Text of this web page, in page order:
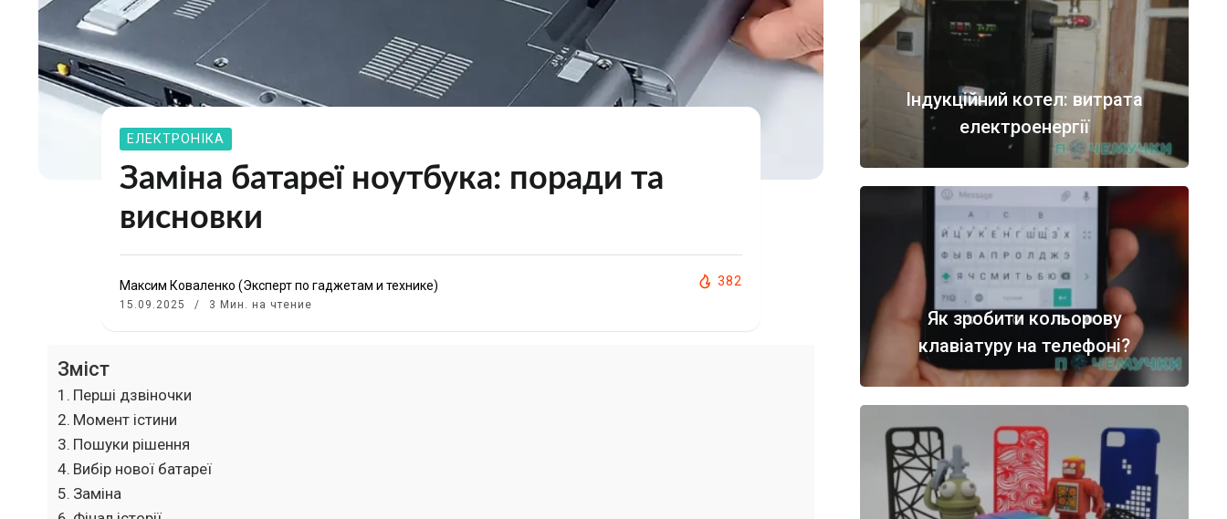
ЕЛЕКТРОНІКА
Заміна батареї ноутбука: поради та
висновки
Максим Коваленко (Эксперт по гаджетам и технике)
15.09.2025 3 Мин. на чтение
382
Зміст
Перші дзвіночки
Момент істини
Пошуки рішення
Вибір нової батареї
Заміна
Індукційний котел: витрата
електроенергії
Як зробити кольорову
клавіатуру на телефоні?